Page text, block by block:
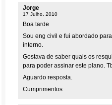
Jorge
17 Julho, 2010
Boa tarde
Sou eng civil e fui abordado
interno.
Gostava de saber quais os
para poder assinar este plano.
Aguardo resposta.
Cumprimentos